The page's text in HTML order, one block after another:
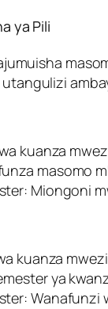
ya Pili
kuanza
masomo
Miongoni
kuanza
ya